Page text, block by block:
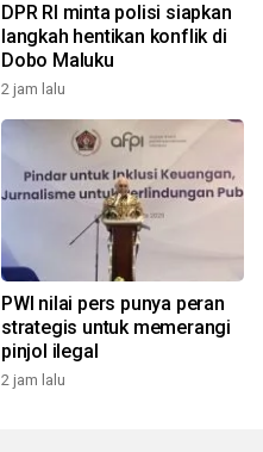
DPR RI minta polisi siapkan
langkah hentikan konflik di
Dobo Maluku
2 jam lalu
PWI nilai pers punya peran
strategis untuk memerangi
pinjol ilegal
2 jam lalu